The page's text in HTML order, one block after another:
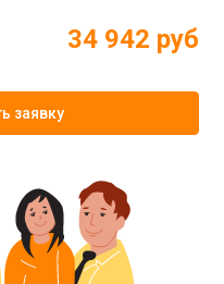
34 942 руб
заявку